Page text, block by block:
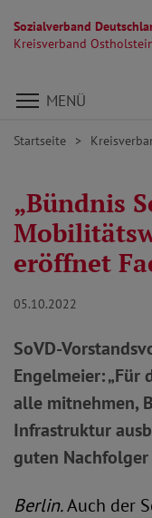
Sozialverband
Kreisverband
Direkt zu den
MENÜ
Startseite
„Bündnis
eröffnet
05.10.2022
SoVD-
Engelmeier:
alle mitnehmen,
Infrastruktur
guten Nachfolger
Berlin.Auch der